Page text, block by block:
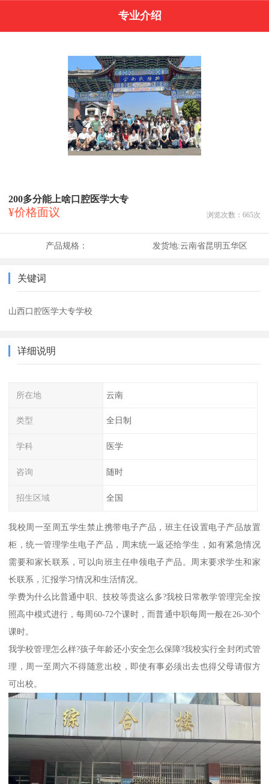
专业介绍
200多分能上啥口腔医学大专
¥价格面议 浏览次数： 665次
产品规格： 发货地:云南省昆明五华区
关键词
山西口腔医学大专学校
详细说明
所在地 云南
类型 全日制
学科 医学
咨询 随时
招生区域 全国
我校周一至周五学生禁止携带电子产品，班主任设置电子产品放置
柜，统一管理学生电子产品，周末统一返还给学生，如有紧急情况
需要和家长联系，可以向班主任申领电子产品。周末要求学生和家
长联系，汇报学习情况和生活情况。
学费为什么比普通中职、技校等贵这么多?我校日常教学管理完全按
照高中模式进行，每周60-72个课时，而普通中职每周一般在26-30个
课时。
我学校管理怎么样?孩子年龄还小安全怎么保障?我校实行全封闭式管
理，周一至周六不得随意出校，即使有事必须出去也得父母请假方
可出校。